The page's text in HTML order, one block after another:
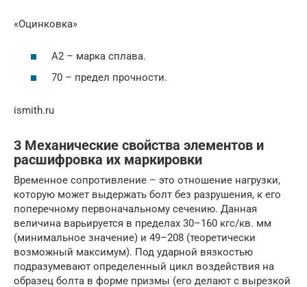
«Оцинковка»
А2 – марка сплава.
70 – предел прочности.
ismith.ru
3 Механические свойства элементов и
расшифровка их маркировки
Временное сопротивление – это отношение нагрузки,
которую может выдержать болт без разрушения, к его
поперечному первоначальному сечению. Данная
величина варьируется в пределах 30–160 кгс/кв. мм
(минимальное значение) и 49–208 (теоретически
возможный максимум). Под ударной вязкостью
подразумевают определенный цикл воздействия на
образец болта в форме призмы (его делают с вырезкой